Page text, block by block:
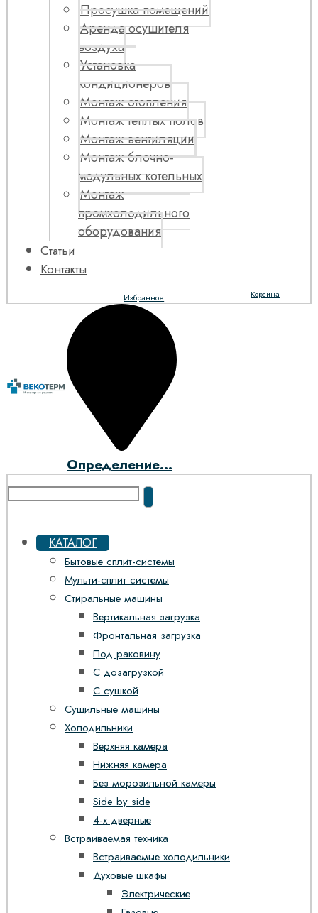
Просушка помещений
Аренда осушителя
воздуха
Установка
кондиционеров
Монтаж отопления
Монтаж теплых полов
Монтаж вентиляции
Монтаж блочно-
модульных котельных
Монтаж
промхолодильного
оборудования
Статьи
Контакты
Корзина
Избранное
Определение...
КАТАЛОГ
Бытовые сплит-системы
Мульти-сплит системы
Стиральные машины
Вертикальная загрузка
Фронтальная загрузка
Под раковину
С дозагрузкой
С сушкой
Сушильные машины
Холодильники
Верхняя камера
Нижняя камера
Без морозильной камеры
Side by side
4-х дверные
Встраиваемая техника
Встраиваемые холодильники
Духовые шкафы
Электрические